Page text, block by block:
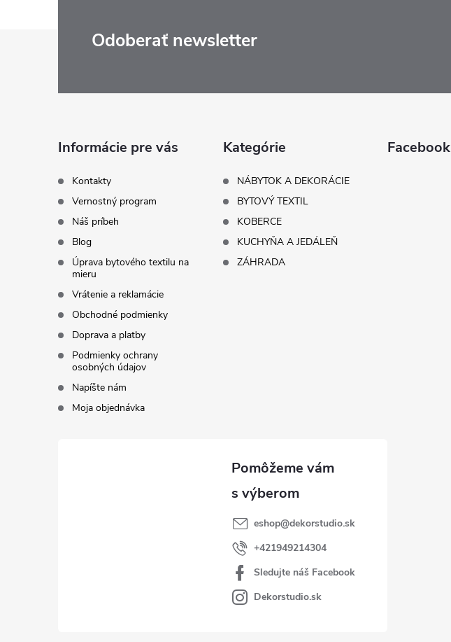
Odoberať newsletter
Informácie pre vás
Kontakty
Vernostný program
Náš príbeh
Blog
Úprava bytového textilu na
mieru
Vrátenie a reklamácie
Obchodné podmienky
Doprava a platby
Podmienky ochrany
osobných údajov
Napíšte nám
Moja objednávka
Kategórie
NÁBYTOK A DEKORÁCIE
BYTOVÝ TEXTIL
KOBERCE
KUCHYŇA A JEDÁLEŇ
ZÁHRADA
Facebook
eshop@dekorstudio.sk
+421949214304
Sledujte náš Facebook
Dekorstudio.sk